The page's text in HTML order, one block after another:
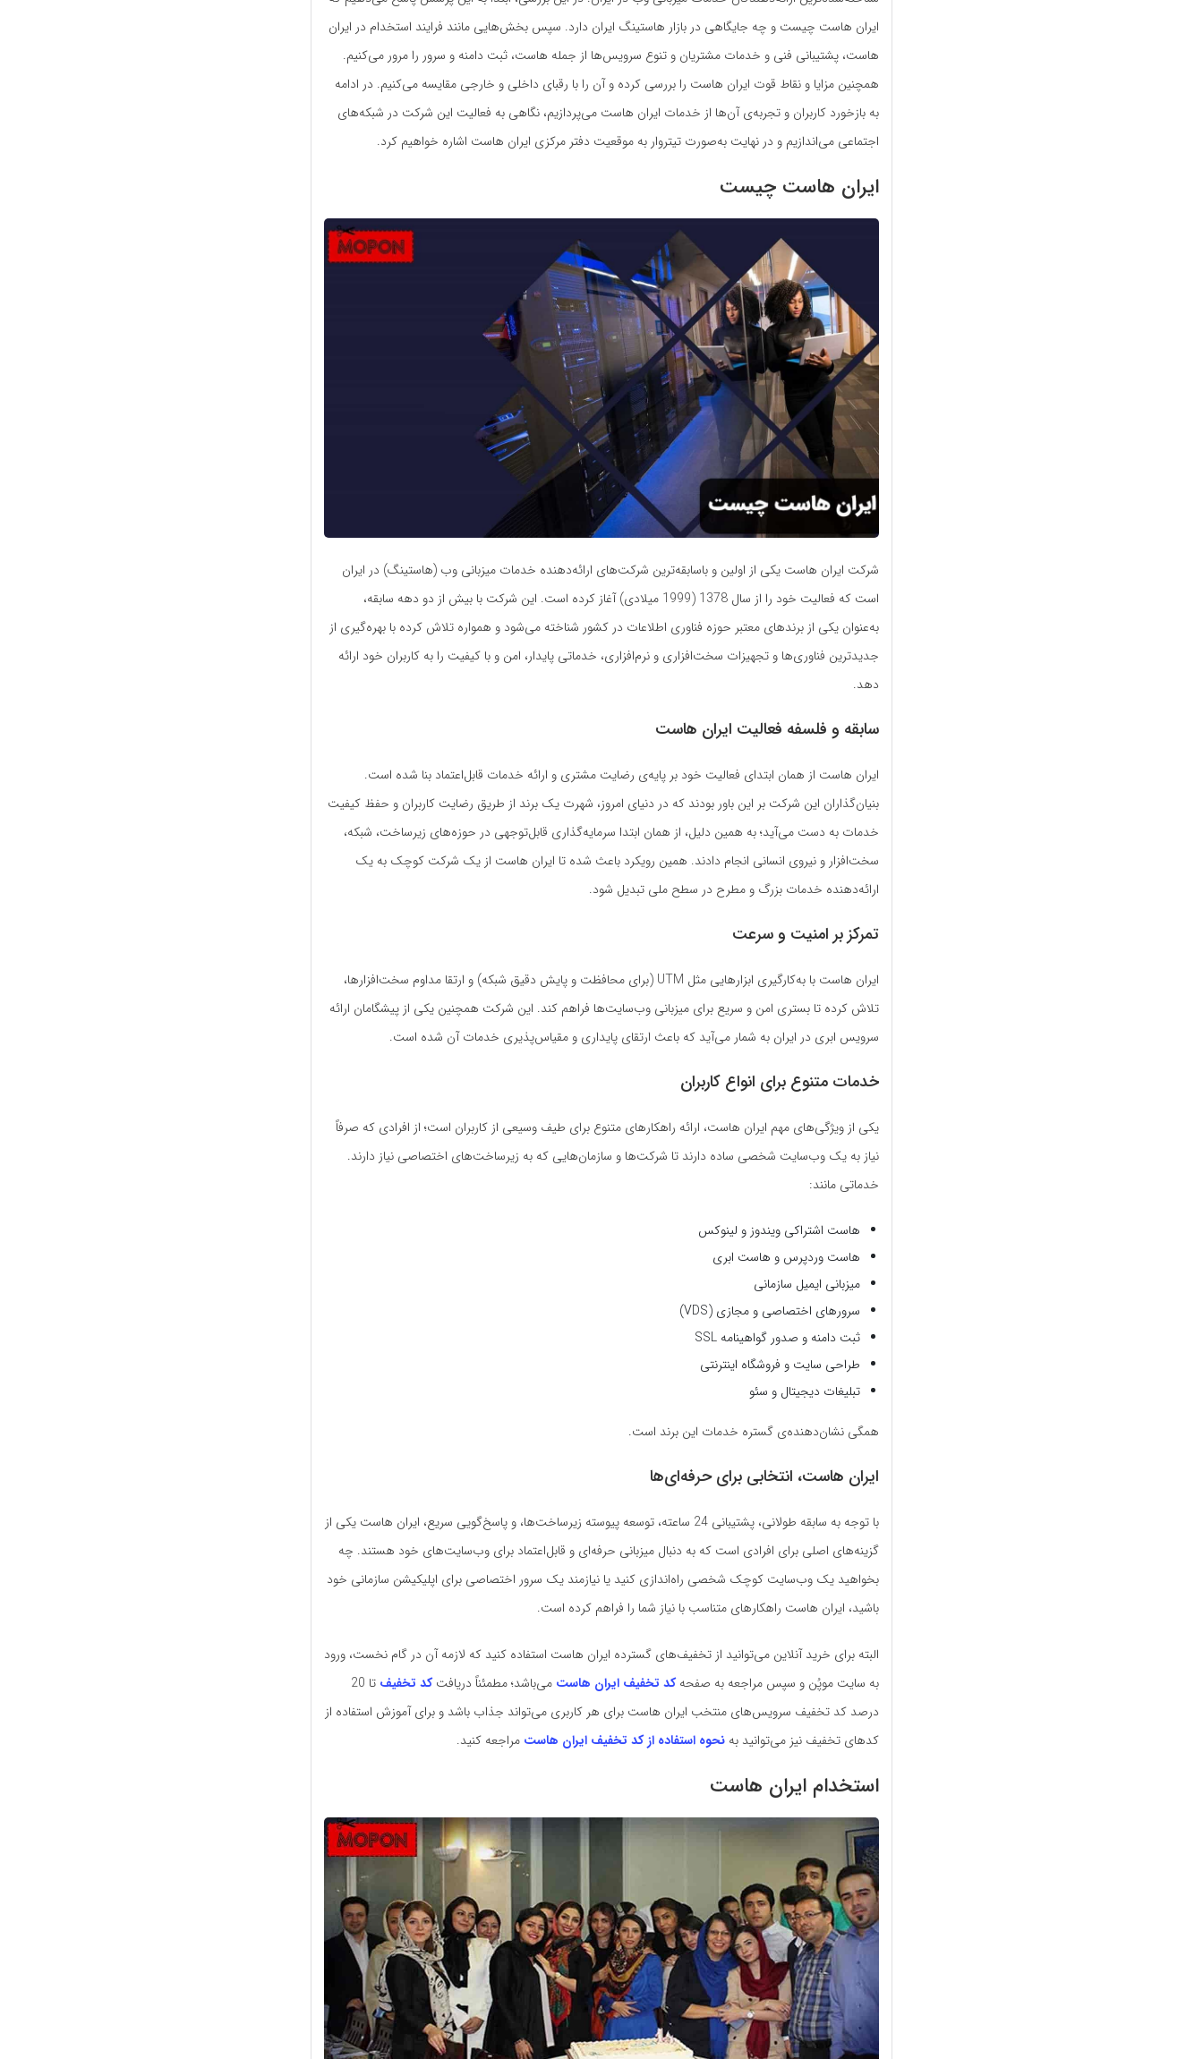
ایران هاست چیست و چه جایگاهی در بازار هاستینگ ایران دارد. سپس بخش‌هایی مانند فرایند استخدام در ایران
هاست، پشتیبانی فنی و خدمات مشتریان و تنوع سرویس‌ها از جمله هاست، ثبت دامنه و سرور را مرور می‌کنیم.
همچنین مزایا و نقاط قوت ایران هاست را بررسی کرده و آن را با رقبای داخلی و خارجی مقایسه می‌کنیم. در ادامه
به بازخورد کاربران و تجربه‌ی آن‌ها از خدمات ایران هاست می‌پردازیم، نگاهی به فعالیت این شرکت در شبکه‌های
اجتماعی می‌اندازیم و در نهایت به‌صورت تیتروار به موقعیت دفتر مرکزی ایران هاست اشاره خواهیم کرد.
ایران هاست چیست
شرکت ایران هاست یکی از اولین و باسابقه‌ترین شرکت‌های ارائه‌دهنده خدمات میزبانی وب (هاستینگ) در ایران
است که فعالیت خود را از سال 1378 (1999 میلادی) آغاز کرده است. این شرکت با بیش از دو دهه سابقه،
به‌عنوان یکی از برندهای معتبر حوزه فناوری اطلاعات در کشور شناخته می‌شود و همواره تلاش کرده با بهره‌گیری از
جدیدترین فناوری‌ها و تجهیزات سخت‌افزاری و نرم‌افزاری، خدماتی پایدار، امن و با کیفیت را به کاربران خود ارائه
دهد.
سابقه و فلسفه فعالیت ایران هاست
ایران هاست از همان ابتدای فعالیت خود بر پایه‌ی رضایت مشتری و ارائه خدمات قابل‌اعتماد بنا شده است.
بنیان‌گذاران این شرکت بر این باور بودند که در دنیای امروز، شهرت یک برند از طریق رضایت کاربران و حفظ کیفیت
خدمات به دست می‌آید؛ به همین دلیل، از همان ابتدا سرمایه‌گذاری قابل‌توجهی در حوزه‌های زیرساخت، شبکه،
سخت‌افزار و نیروی انسانی انجام دادند. همین رویکرد باعث شده تا ایران هاست از یک شرکت کوچک به یک
ارائه‌دهنده خدمات بزرگ و مطرح در سطح ملی تبدیل شود.
تمرکز بر امنیت و سرعت
ایران هاست با به‌کارگیری ابزارهایی مثل UTM (برای محافظت و پایش دقیق شبکه) و ارتقا مداوم سخت‌افزارها،
تلاش کرده تا بستری امن و سریع برای میزبانی وب‌سایت‌ها فراهم کند. این شرکت همچنین یکی از پیشگامان ارائه
سرویس ابری در ایران به شمار می‌آید که باعث ارتقای پایداری و مقیاس‌پذیری خدمات آن شده است.
خدمات متنوع برای انواع کاربران
یکی از ویژگی‌های مهم ایران هاست، ارائه راهکارهای متنوع برای طیف وسیعی از کاربران است؛ از افرادی که صرفاً
نیاز به یک وب‌سایت شخصی ساده دارند تا شرکت‌ها و سازمان‌هایی که به زیرساخت‌های اختصاصی نیاز دارند.
خدماتی مانند:
هاست اشتراکی ویندوز و لینوکس
هاست وردپرس و هاست ابری
میزبانی ایمیل سازمانی
سرورهای اختصاصی و مجازی (VDS)
ثبت دامنه و صدور گواهینامه SSL
طراحی سایت و فروشگاه اینترنتی
تبلیغات دیجیتال و سئو
همگی نشان‌دهنده‌ی گستره خدمات این برند است.
ایران هاست، انتخابی برای حرفه‌ای‌ها
با توجه به سابقه طولانی، پشتیبانی 24 ساعته، توسعه پیوسته زیرساخت‌ها، و پاسخ‌گویی سریع، ایران هاست یکی از
گزینه‌های اصلی برای افرادی است که به دنبال میزبانی حرفه‌ای و قابل‌اعتماد برای وب‌سایت‌های خود هستند. چه
بخواهید یک وب‌سایت کوچک شخصی راه‌اندازی کنید یا نیازمند یک سرور اختصاصی برای اپلیکیشن سازمانی خود
باشید، ایران هاست راهکارهای متناسب با نیاز شما را فراهم کرده است.
البته برای خرید آنلاین می‌توانید از تخفیف‌های گسترده ایران هاست استفاده کنید که لازمه آن در گام نخست، ورود
به سایت موپُن و سپس مراجعه به صفحهکد تخفیف ایران هاست می‌باشد؛ مطمئناً دریافتکد تخفیف
تا 20
درصد کد تخفیف سرویس‌های منتخب ایران هاست برای هر کاربری می‌تواند جذاب باشد و برای آموزش استفاده از
کدهای تخفیف نیز می‌توانید به نحوه استفاده از کد تخفیف ایران هاست مراجعه کنید.
استخدام ایران هاست